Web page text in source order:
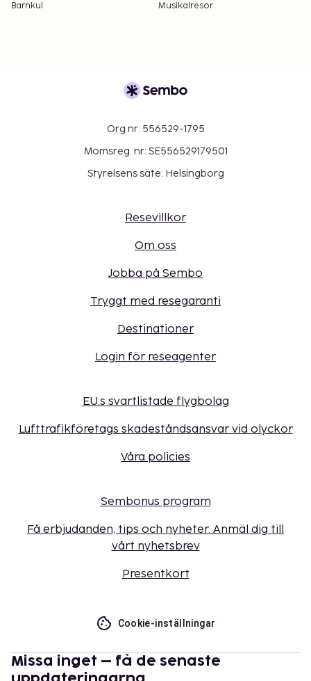
Barnkul
Musikalresor
Org nr: 556529-1795
Momsreg. nr: SE556529179501
Styrelsens säte: Helsingborg
Resevillkor
Om oss
Jobba på Sembo
Tryggt med resegaranti
Destinationer
Login för reseagenter
EU:s svartlistade flygbolag
Lufttrafikföretags skadeståndsansvar vid olyckor
Våra policies
Sembonus program
Få erbjudanden, tips och nyheter. Anmäl dig till
vårt nyhetsbrev
Presentkort
Cookie-inställningar
Missa inget – få de senaste